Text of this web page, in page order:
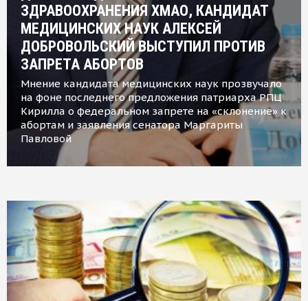
ЗДРАВООХРАНЕНИЯ ХМАО, КАНДИДАТ
МЕДИЦИНСКИХ НАУК АЛЕКСЕЙ
ДОБРОВОЛЬСКИЙ ВЫСТУПИЛ ПРОТИВ
ЗАПРЕТА АБОРТОВ
Мнение кандидата медицинских наук прозвучало
на фоне последнего предложения патриарха РПЦ
Кирилла о федеральном запрете на «склонение» к
абортам и заявления сенатора Маргариты
Павловой